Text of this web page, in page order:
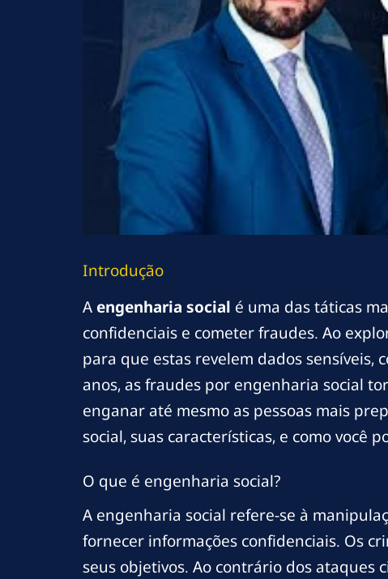
Introdução
A engenharia social é uma das táticas
confidenciais e cometer fraudes. Ao
para que estas revelem dados sensíveis,
anos, as fraudes por engenharia social
enganar até mesmo as pessoas mais
social, suas características, e como você
O que é engenharia social?
A engenharia social refere-se à
fornecer informações confidenciais. Os
seus objetivos. Ao contrário dos ataques